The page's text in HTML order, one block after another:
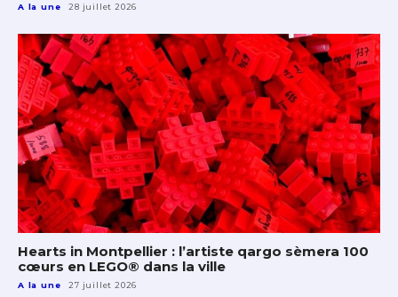
A la une 28 juillet 2026
Hearts in Montpellier : l’artiste qargo sèmera 100
cœurs en LEGO® dans la ville
A la une 27 juillet 2026